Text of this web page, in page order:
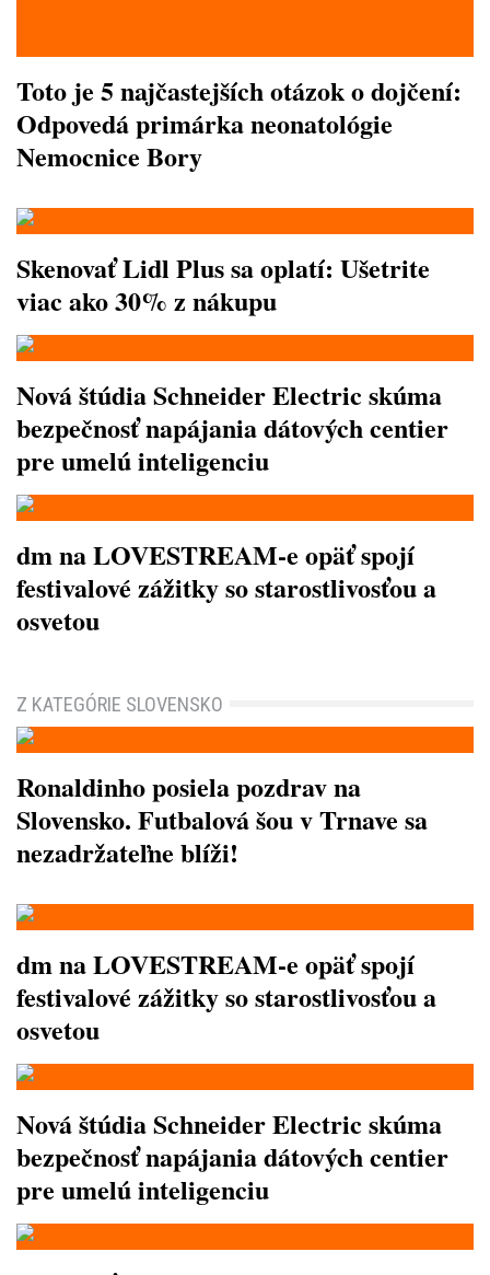
Toto je 5 najčastejších otázok o dojčení:
Odpovedá primárka neonatológie
Nemocnice Bory
Skenovať Lidl Plus sa oplatí: Ušetrite
viac ako 30% z nákupu
Nová štúdia Schneider Electric skúma
bezpečnosť napájania dátových centier
pre umelú inteligenciu
dm na LOVESTREAM-e opäť spojí
festivalové zážitky so starostlivosťou a
osvetou
Z KATEGÓRIE SLOVENSKO
Ronaldinho posiela pozdrav na
Slovensko. Futbalová šou v Trnave sa
nezadržateľne blíži!
dm na LOVESTREAM-e opäť spojí
festivalové zážitky so starostlivosťou a
osvetou
Nová štúdia Schneider Electric skúma
bezpečnosť napájania dátových centier
pre umelú inteligenciu